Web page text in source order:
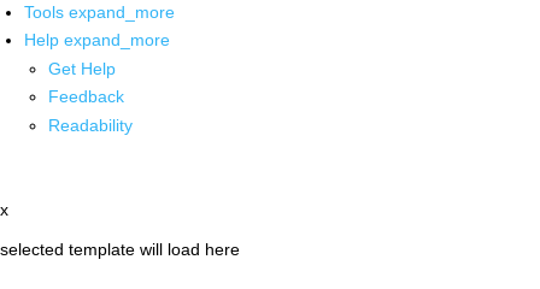
Tools expand_more
Help expand_more
Get Help
Feedback
Readability
x
selected template will load here